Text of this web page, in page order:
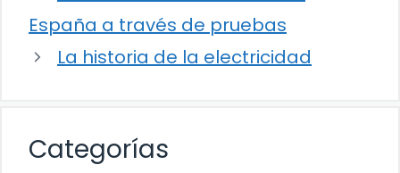
España a través de pruebas
La historia de la electricidad
Categorías